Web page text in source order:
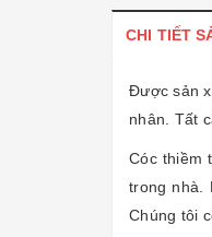
CHI TIẾT
Được sản
nhân. Tất
Cóc thiềm
trong nhà.
Chúng tôi